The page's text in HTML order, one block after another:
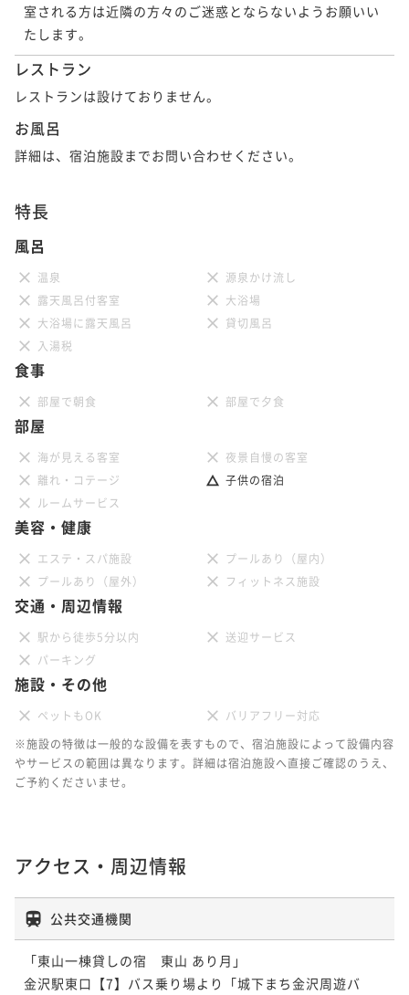
室される方は近隣の方々のご迷惑とならないようお願いい
レストラン
レストランは設けておりません。
お風呂
詳細は、宿泊施設までお問い合わせください。
特長
風呂
温泉
源泉かけ流し
露天風呂付客室
大浴場
大浴場に露天風呂
貸切風呂
入湯税
食事
部屋で朝食 部屋で夕食
部屋
海が見える客室
夜景自慢の客室
離れ・コテージ
子供の宿泊
ルームサービス
美容・健康
エステ・スパ施設
プールあり（屋内）
プールあり（屋外）
フィットネス施設
交通・周辺情報
駅から徒歩5分以内
送迎サービス
パーキング
施設・その他
ペットもOK
バリアフリー対応
※施設の特徴は一般的な設備を表すもので、宿泊施設によって設備内容
やサービスの範囲は異なります。詳細は宿泊施設へ直接ご確認のうえ、
ご予約くださいませ。
アクセス・周辺情報
公共交通機関
「東山一棟貸しの宿　東山 あり月」
金沢駅東口【7】バス乗り場より「城下まち金沢周遊バ